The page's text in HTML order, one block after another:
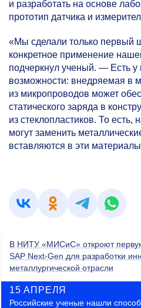
и разработать на основе
прототип датчика и
«Мы сделали только первый
конкретное применение
подчеркнул ученый. — Есть
возможности: внедряемая в
из микропроводов может
статического заряда в
из стеклопластиков. То
могут заменить
вставляются в эти
В НИТУ «МИСиС» откроют
SAP Next-Gen для разработки
металлургической отрасли
15 АПРЕЛЯ
Российские ученые нашли